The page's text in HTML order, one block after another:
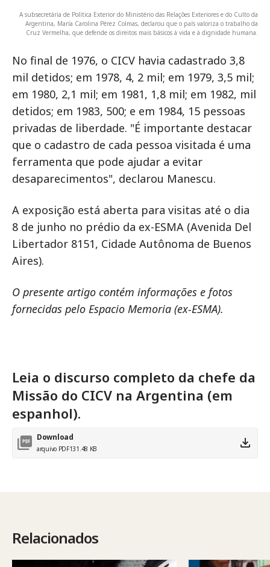
A subsecretária de Política Exterior do Ministério das Relações Exteriores e do Culto da
Argentina, María Carolina Pérez Colmas, declarou que o país valoriza o trabalho da
Cruz Vermelha, que defende os direitos mais básicos à vida e à dignidade humana.
No final de 1976, o CICV havia cadastrado 3,8
mil detidos; em 1978, 4, 2 mil; em 1979, 3,5 mil;
em 1980, 2,1 mil; em 1981, 1,8 mil; em 1982, mil
detidos; em 1983, 500; e em 1984, 15 pessoas
privadas de liberdade. "É importante destacar
que o cadastro de cada pessoa visitada é uma
ferramenta que pode ajudar a evitar
desaparecimentos", declarou Manescu.
A exposição está aberta para visitas até o dia
8 de junho no prédio da ex-ESMA (Avenida Del
Libertador 8151, Cidade Autônoma de Buenos
Aires).
O presente artigo contém informações e fotos
fornecidas pelo Espacio Memoria (ex-ESMA).
Leia o discurso completo da chefe da
Missão do CICV na Argentina (em
espanhol).
Download
arquivo PDF131.48 KB
Relacionados